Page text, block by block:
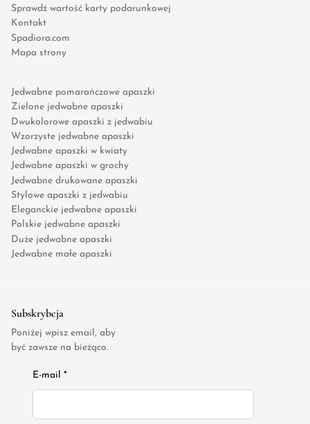
Sprawdź wartość karty podarunkowej
Kontakt
Spadiora.com
Mapa strony
Jedwabne pomarańczowe apaszki
Zielone jedwabne apaszki
Dwukolorowe apaszki z jedwabiu
Wzorzyste jedwabne apaszki
Jedwabne apaszki w kwiaty
Jedwabne apaszki w grochy
Jedwabne drukowane apaszki
Stylowe apaszki z jedwabiu
Eleganckie jedwabne apaszki
Polskie jedwabne apaszki
Duże jedwabne apaszki
Jedwabne małe apaszki
Subskrybcja
Poniżej wpisz email, aby
być zawsze na bieżąco.
E-mail *